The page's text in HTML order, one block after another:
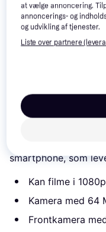
Læs om
Laveste pris for
anvendelig telefon
allerseneste
bagkameraer med
core-processor.
smartphone, som
Kan filme i
Kamera med 64
Frontkamera
at vælge annoncering.
annoncerings- og
og udvikling af tjenester.
Liste over partnere